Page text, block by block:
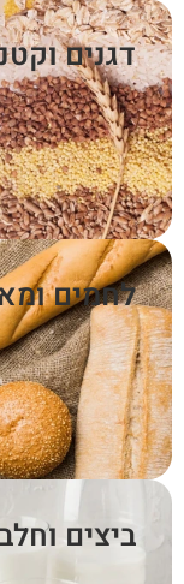
דגנים
לחמים
ביצים